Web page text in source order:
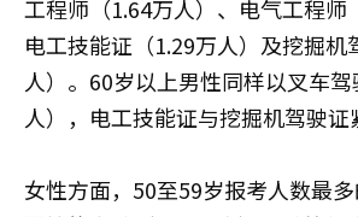
工程师（1.64万人）、电气工程师
电工技能证（1.29万人）及挖掘机
人）。60岁以上男性同样以叉车
人），电工技能证与挖掘机驾驶证
女性方面，50至59岁报考人数最